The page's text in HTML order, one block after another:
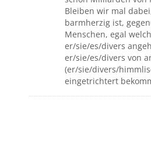
Bleiben wir mal
barmherzig ist,
Menschen, egal
er/sie/es/divers
er/sie/es/divers von
(er/sie/divers/
eingetrichtert